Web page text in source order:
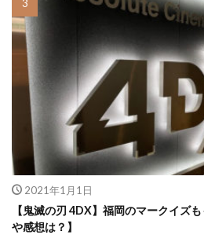
2021年1月1日
【鬼滅の刃 4DX】福岡のマークイズ
や感想は？】